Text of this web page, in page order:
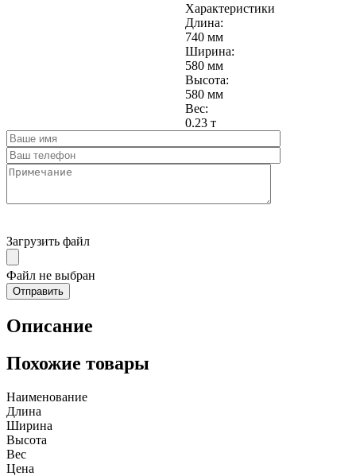
Характеристики
Длина:
740 мм
Ширина:
580 мм
Высота:
580 мм
Вес:
0.23 т
Загрузить файл
Файл не выбран
Описание
Похожие товары
Наименование
Длина
Ширина
Высота
Вес
Цена